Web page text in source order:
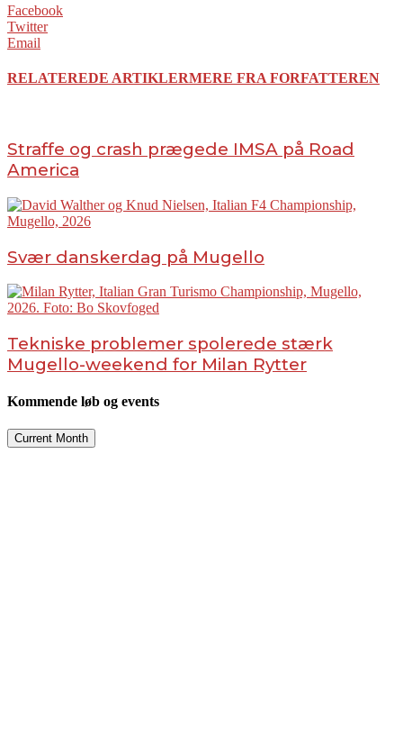
Facebook
Twitter
Email
RELATEREDE ARTIKLERMERE FRA FORFATTEREN
Straffe og crash prægede IMSA på Road
America
Svær danskerdag på Mugello
Tekniske problemer spolerede stærk
Mugello-weekend for Milan Rytter
Kommende løb og events
Current Month